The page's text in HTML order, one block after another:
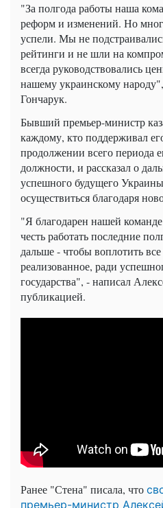
"За полгода работы наша
реформ и изменений. Но
успели. Мы не
рейтинги и не шли на
всегда руководствовались
нашему украинскому
Гончарук.
Бывший премьер-министр
каждому, кто поддерживал
продолжении всего периода
должности, и рассказал о
успешного будущего
осуществиться благодаря
"Я благодарен нашей
честь работать последние
дальше - чтобы воплотить
реализованное, ради
государства", - написал
публикацией.
Ранее "Стена" писала, что с
премьер-министр